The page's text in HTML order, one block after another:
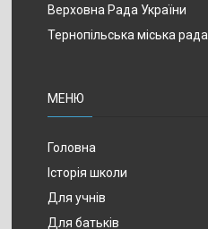
Верховна Рада України
Тернопільська міська рада
МЕНЮ
Головна
Історія школи
Для учнів
Для батьків